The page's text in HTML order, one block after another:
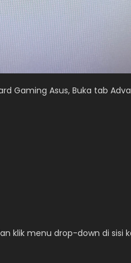
Gaming Asus, Buka tab
klik menu drop-down di sisi